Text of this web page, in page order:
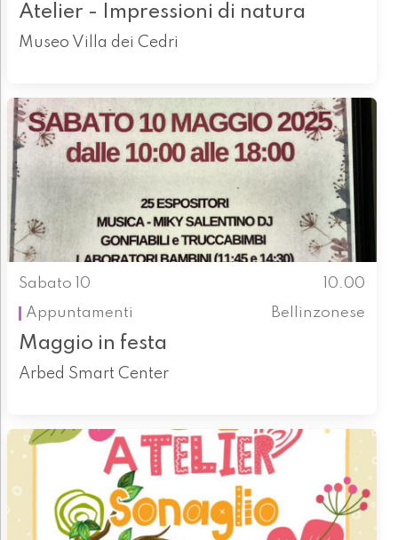
Atelier - Impressioni di natura
Museo Villa dei Cedri
Sabato 10
10.00
Appuntamenti
Bellinzonese
Maggio in festa
Arbed Smart Center